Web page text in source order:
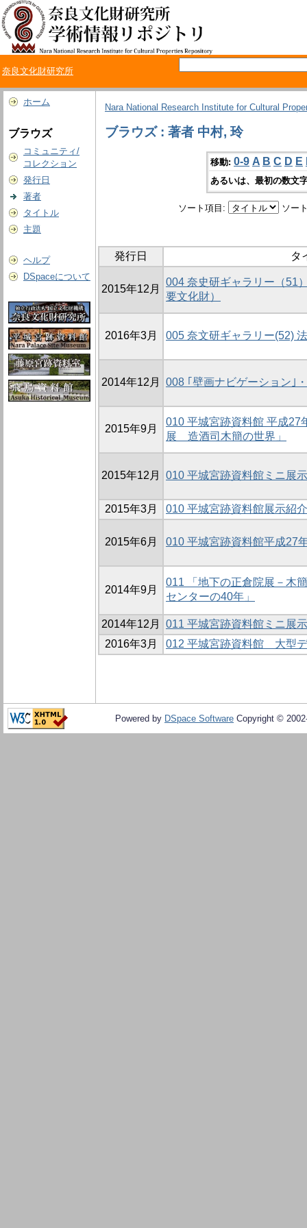
奈良文化財研究所
ホーム
ブラウズ
コミュニティ/
コレクション
発行日
著者
タイトル
主題
ヘルプ
DSpaceについて
Nara National Research Institute for Cultural
ブラウズ : 著者 中村, 玲
移動: 0-9 A B C D E
あるいは、最初の数文
ソート項目: ソー
発行日 タ
2015年12月
004 奈史研ギャラリー（51
要文化財）
2016年3月 005 奈文研ギャラリー(52)
2014年12月 008 ｢壁画ナビゲーション｣
2015年9月
010 平城宮跡資料館 平成27
展 造酒司木簡の世界」
2015年12月 010 平城宮跡資料館ミニ展
2015年3月 010 平城宮跡資料館展示紹
2015年6月 010 平城宮跡資料館平成27
2014年9月
011 「地下の正倉院展－木
センターの40年」
2014年12月
011 平城宮跡資料館ミニ展
2016年3月
012 平城宮跡資料館 大型
Powered by DSpace Software Copyright ©